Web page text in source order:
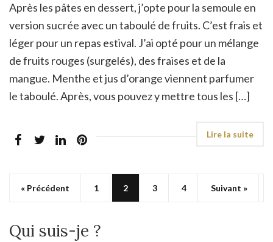
Après les pâtes en dessert, j’opte pour la semoule en
version sucrée avec un taboulé de fruits. C’est frais et
léger pour un repas estival. J’ai opté pour un mélange
de fruits rouges (surgelés), des fraises et de la
mangue. Menthe et jus d’orange viennent parfumer
le taboulé. Après, vous pouvez y mettre tous les […]
« Précédent 1 2 3 4 Suivant »
Qui suis-je ?